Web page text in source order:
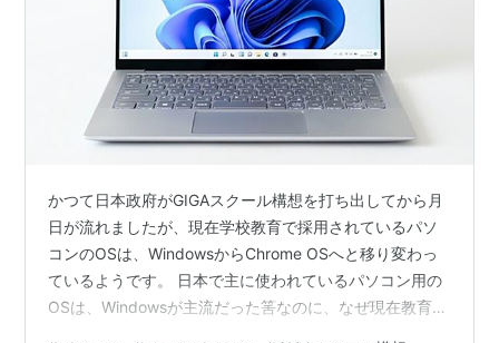
かつて日本政府がGIGAスクール構想を打ち出してから月
日が流れましたが、現在学校教育で採用されているパソ
コンのOSは、WindowsからChrome OSへと移り変わっ
ているようです。 日本で主に使われているパソコン用の
OSは、Windowsが主流だった筈なのに、なぜ現在教育現